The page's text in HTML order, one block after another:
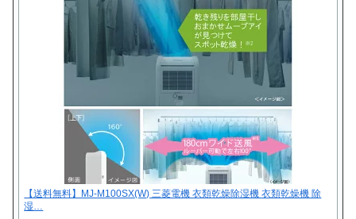
【送料無料】MJ-M100SX(W) 三菱電機 衣類乾燥除湿機 衣類乾燥機 除
湿…